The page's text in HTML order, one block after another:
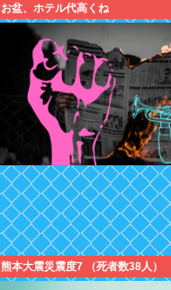
お盆、ホテル代高くね
熊本大震災震度7 （死者数38人）